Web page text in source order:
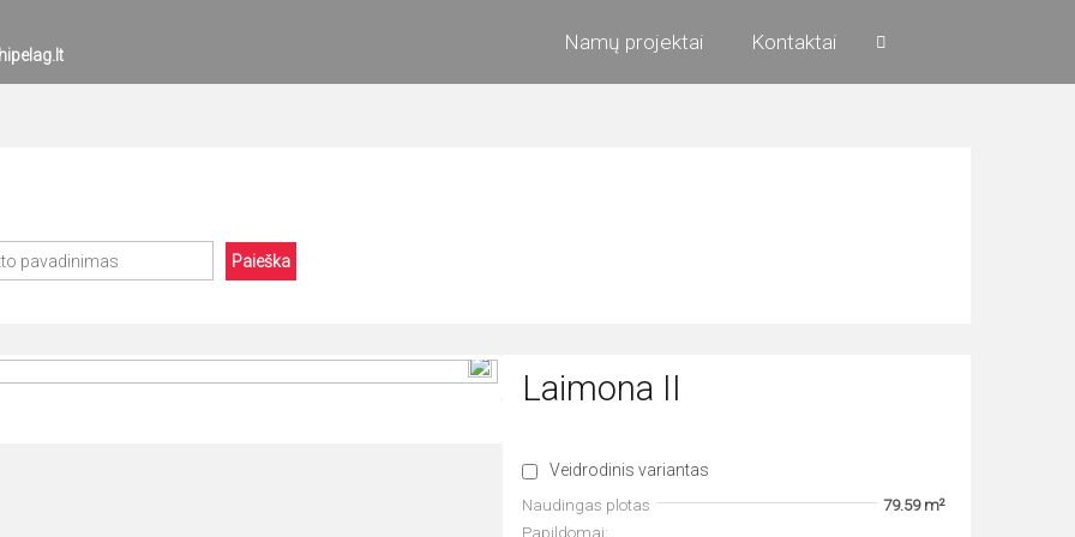
Namų projektai Kontaktai
Paieška
Laimona II
Veidrodinis variantas
Naudingas plotas
79.59 m²
Papildomai: